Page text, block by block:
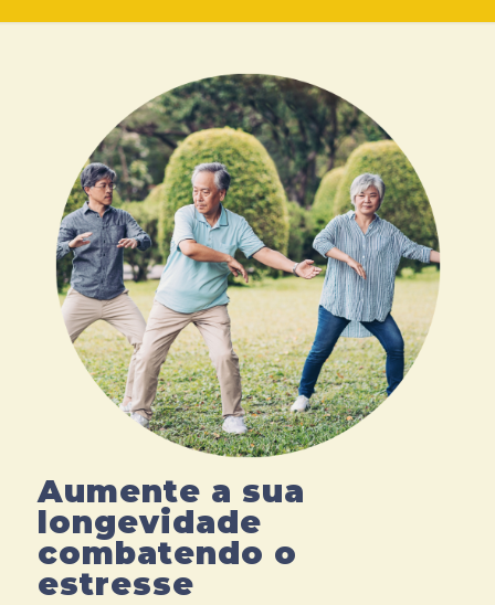
Aumente a sua
longevidade
combatendo o
estresse